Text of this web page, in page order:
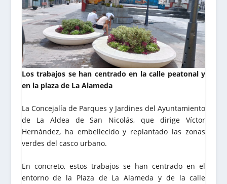
Los trabajos se han centrado en la calle peatonal y
en la plaza de La Alameda
La Concejalía de Parques y Jardines del Ayuntamiento
de La Aldea de San Nicolás, que dirige Víctor
Hernández, ha embellecido y replantado las zonas
verdes del casco urbano.
En concreto, estos trabajos se han centrado en el
entorno de la Plaza de La Alameda y de la calle